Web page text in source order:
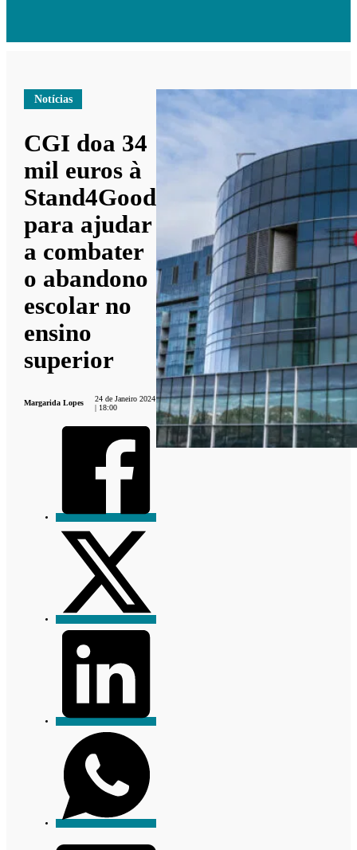
Notícias
CGI doa 34
mil euros à
Stand4Good
para ajudar
a combater
o abandono
escolar no
ensino
superior
Margarida Lopes
24 de Janeiro 2024
| 18:00